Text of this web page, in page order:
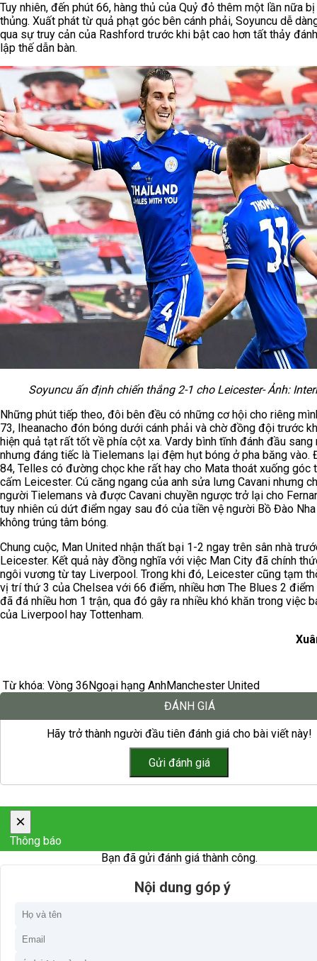
Tuy nhiên, đến phút 66, hàng thủ của Quỷ đỏ thêm một lần nữa
thủng. Xuất phát từ quả phạt góc bên cánh phải, Soyuncu dễ
qua sự truy cản của Rashford trước khi bật cao hơn tất thảy
lập thế dẫn bàn.
Soyuncu ấn định chiến thắng 2-1 cho Leicester- Ảnh:
Những phút tiếp theo, đôi bên đều có những cơ hội cho riêng
73, Iheanacho đón bóng dưới cánh phải và chờ đồng đội trước
hiện quả tạt rất tốt về phía cột xa. Vardy bình tĩnh đánh đầu sang
nhưng đáng tiếc là Tielemans lại đệm hụt bóng ở pha băng vào.
84, Telles có đường chọc khe rất hay cho Mata thoát xuống góc
cấm Leicester. Cú căng ngang của anh sửa lưng Cavani nhưng
người Tielemans và được Cavani chuyền ngược trở lại cho
tuy nhiên cú dứt điểm ngay sau đó của tiền vệ người Bồ Đào
không trúng tâm bóng.
Chung cuộc, Man United nhận thất bại 1-2 ngay trên sân nhà
Leicester. Kết quả này đồng nghĩa với việc Man City đã chính
ngôi vương từ tay Liverpool. Trong khi đó, Leicester cũng tạm
vị trí thứ 3 của Chelsea với 66 điểm, nhiều hơn The Blues 2 điểm
đã đá nhiều hơn 1 trận, qua đó gây ra nhiều khó khăn trong việc
của Liverpool hay Tottenham.
Từ khóa: Vòng 36Ngoại hạng AnhManchester United
ĐÁNH GIÁ
Hãy trở thành người đầu tiên đánh giá cho bài viết này!
×
Thông báo
Bạn đã gửi đánh giá thành công.
Nội dung góp ý